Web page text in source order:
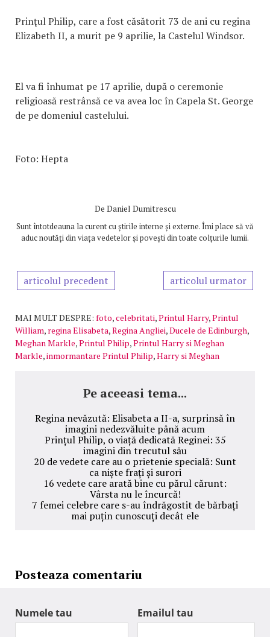
Prinţul Philip, care a fost căsătorit 73 de ani cu regina
Elizabeth II, a murit pe 9 aprilie, la Castelul Windsor.
El va fi înhumat pe 17 aprilie, după o ceremonie
religioasă restrânsă ce va avea loc în Capela St. George
de pe domeniul castelului.
Foto: Hepta
De Daniel Dumitrescu
Sunt întotdeauna la curent cu știrile interne și externe. Îmi place să vă
aduc noutăți din viața vedetelor și povești din toate colțurile lumii.
articolul precedent articolul urmator
MAI MULT DESPRE: foto,celebritati,Printul Harry,Printul
William, regina Elisabeta,Regina Angliei,Ducele de Edinburgh,
Meghan Markle,Printul Philip,Printul Harry si Meghan
Markle,inmormantare Printul Philip,Harry si Meghan
Pe aceeasi tema...
Regina nevăzută: Elisabeta a II-a, surprinsă în
imagini nedezvăluite până acum
Prințul Philip, o viață dedicată Reginei: 35
imagini din trecutul său
20 de vedete care au o prietenie specială: Sunt
ca niște frați și surori
16 vedete care arată bine cu părul cărunt:
Vârsta nu le încurcă!
7 femei celebre care s-au îndrăgostit de bărbați
mai puțin cunoscuți decât ele
Posteaza comentariu
Numele tau Emailul tau